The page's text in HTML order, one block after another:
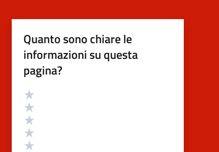
Quanto sono chiare le
informazioni su questa
pagina?
Valutazione